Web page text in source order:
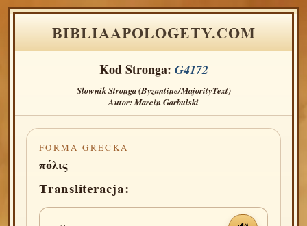
BIBLIAAPOLOGETY.COM
Kod Stronga: G4172
Słownik Stronga (Byzantine/MajorityText)
Autor: Marcin Garbulski
FORMA GRECKA
πόλις
Transliteracja: